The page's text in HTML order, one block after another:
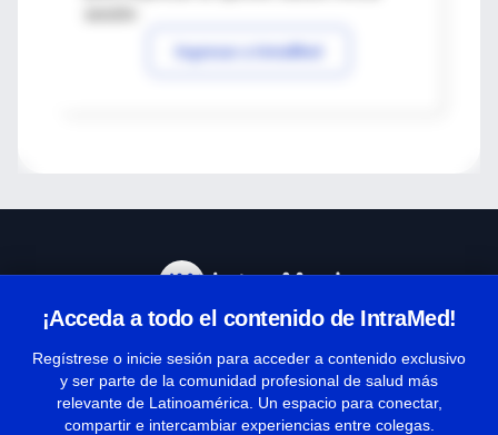
Ingresar a IntraMed
¡Acceda a todo el contenido de IntraMed!
Regístrese o inicie sesión para acceder a contenido exclusivo
y ser parte de la comunidad profesional de salud más
relevante de Latinoamérica. Un espacio para conectar,
compartir e intercambiar experiencias entre colegas.
Términos y condiciones